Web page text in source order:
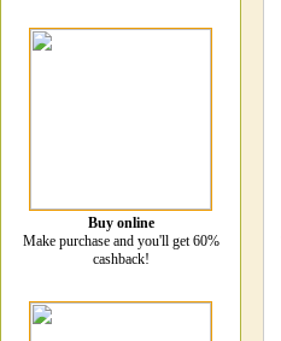
Buy online
Make purchase and you'll get 60%
cashback!